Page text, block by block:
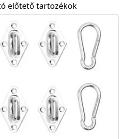
előtető tartozékok